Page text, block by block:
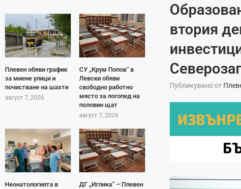
втория
Публикувано от
Плевен обяви график
за миене улици и
почистване на шахти
август 7, 2026
СУ „Крум Попов“ в
Левски обяви
свободно работно
място за логопед на
половин щат
август 7, 2026
Неонатологията в
ДГ „Иглика“ – Плевен